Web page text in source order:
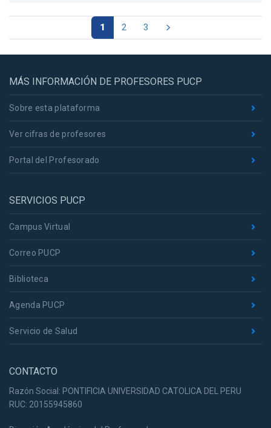
1 2 3
MÁS INFORMACIÓN DE PROFESORES PUCP
Sobre esta plataforma
Ver cifras de profesores
Portal del Profesorado
SERVICIOS PUCP
Campus Virtual
Correo PUCP
Biblioteca
Agenda PUCP
Servicio de Salud
CONTACTO
Razón Social: PONTIFICIA UNIVERSIDAD CATOLICA DEL PERU
RUC: 20155945860